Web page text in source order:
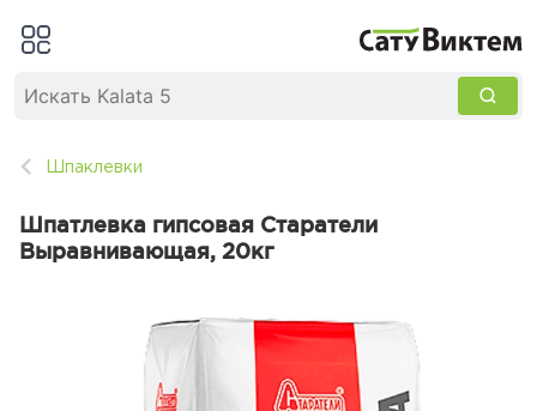
Шпаклевки
Шпатлевка гипсовая Старатели
Выравнивающая, 20кг